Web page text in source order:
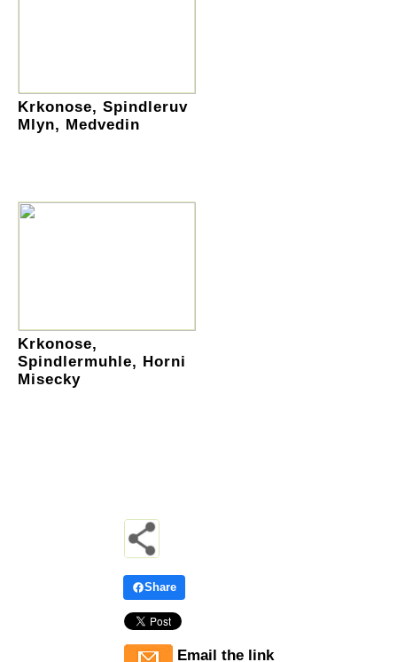
Krkonose, Spindleruv
Mlyn, Medvedin
Krkonose,
Spindlermuhle, Horni
Misecky
Share
Email the link